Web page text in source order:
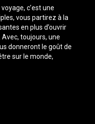
c’est une
vous partirez à la
en plus d’ouvrir
toujours, une
donneront le goût de
sur le monde,